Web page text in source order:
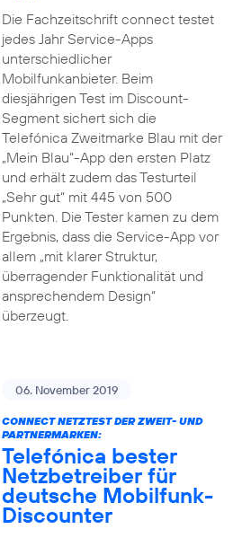
Die Fachzeitschrift connect testet
jedes Jahr Service-Apps
unterschiedlicher
Mobilfunkanbieter. Beim
diesjährigen Test im Discount-
Segment sichert sich die
Telefónica Zweitmarke Blau mit der
„Mein Blau“-App den ersten Platz
und erhält zudem das Testurteil
„Sehr gut“ mit 445 von 500
Punkten. Die Tester kamen zu dem
Ergebnis, dass die Service-App vor
allem „mit klarer Struktur,
überragender Funktionalität und
ansprechendem Design“
überzeugt.
06. November 2019
CONNECT NETZTEST DER ZWEIT- UND
PARTNERMARKEN:
Telefónica bester
Netzbetreiber für
deutsche Mobilfunk-
Discounter